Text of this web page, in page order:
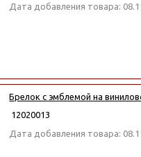
Дата добавления товара:
Брелок с эмблемой на
12020013
Дата добавления товара: